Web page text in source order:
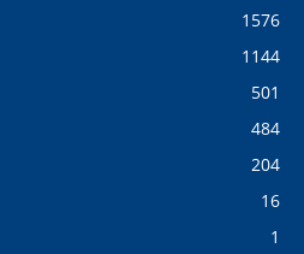
1576
1144
501
484
204
16
1